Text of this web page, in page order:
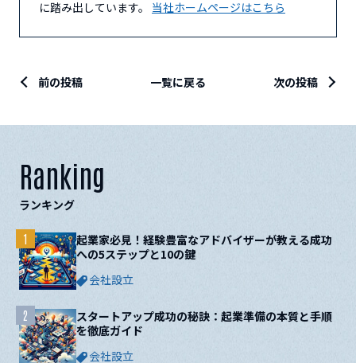
に踏み出しています。 当社ホームページはこちら
前の投稿 一覧に戻る 次の投稿
Ranking
ランキング
起業家必見！経験豊富なアドバイザーが教える成功
への5ステップと10の鍵
会社設立
1
スタートアップ成功の秘訣：起業準備の本質と手順
を徹底ガイド
会社設立
2